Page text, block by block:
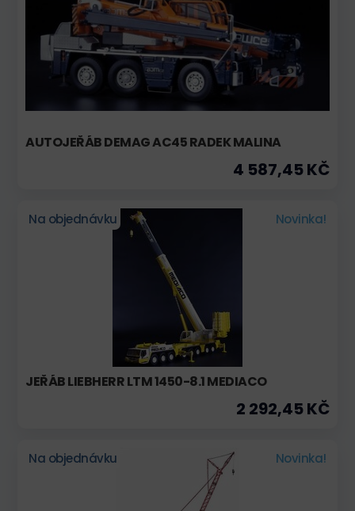
AUTOJEŘÁB DEMAG AC45 RADEK MALINA
4 587,45 KČ
Na objednávku Novinka!
JEŘÁB LIEBHERR LTM 1450-8.1 MEDIACO
2 292,45 KČ
Na objednávku Novinka!